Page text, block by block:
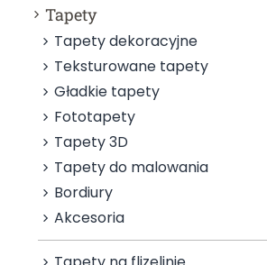
Tapety
Tapety dekoracyjne
Teksturowane tapety
Gładkie tapety
Fototapety
Tapety 3D
Tapety do malowania
Bordiury
Akcesoria